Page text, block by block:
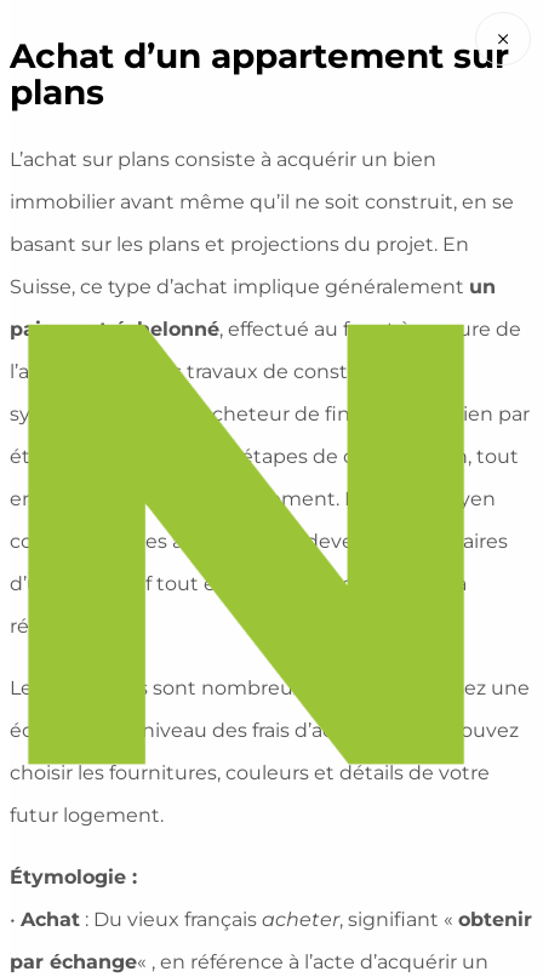
Achat d’un appartement sur
plans
L’achat sur plans consiste à acquérir un bien
immobilier avant même qu’il ne soit construit, en se
basant sur les plans et projections du projet. En
Suisse, ce type d’achat implique généralement un
paiement échelonné, effectué au fur et à mesure de
l’avancement des travaux de construction. Ce
système permet à l’acheteur de financer son bien par
étapes, en fonction des étapes de construction, tout
en sécurisant son investissement. Il est un moyen
courant pour les acheteurs de devenir propriétaires
d’un bien neuf tout en suivant l’évolution de sa
réalisation.
Les avantages sont nombreux, mais vous réalisez une
économie au niveau des frais d’achat et vous pouvez
choisir les fournitures, couleurs et détails de votre
futur logement.
Étymologie :
• Achat : Du vieux français acheter, signifiant « obtenir
par échange« , en référence à l’acte d’acquérir un
×